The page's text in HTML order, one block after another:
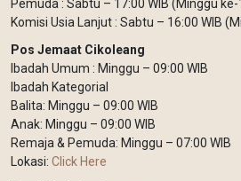
Pemuda : Sabtu – 17:00 WIB (Minggu ke-
Komisi Usia Lanjut : Sabtu – 16:00 WIB
Pos Jemaat Cikoleang
Ibadah Umum : Minggu – 09:00 WIB
Ibadah Kategorial
Balita: Minggu – 09:00 WIB
Anak: Minggu – 09:00 WIB
Remaja & Pemuda: Minggu – 07:00 WIB
Lokasi: Click Here